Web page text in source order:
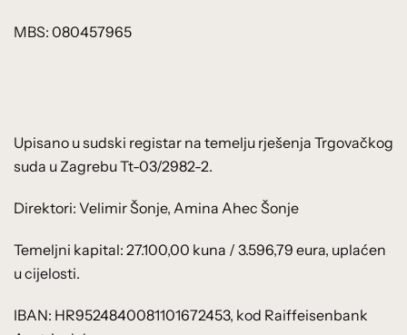
MBS: 080457965
Upisano u sudski registar na temelju rješenja Trgovačkog
suda u Zagrebu Tt-03/2982-2.
Direktori: Velimir Šonje, Amina Ahec Šonje
Temeljni kapital: 27.100,00 kuna / 3.596,79 eura, uplaćen
u cijelosti.
IBAN: HR9524840081101672453, kod Raiffeisenbank